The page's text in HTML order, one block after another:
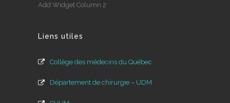
Add Widget Column 2
Liens utiles
Collège des médecins du Québec
Département de chirurgie – UDM